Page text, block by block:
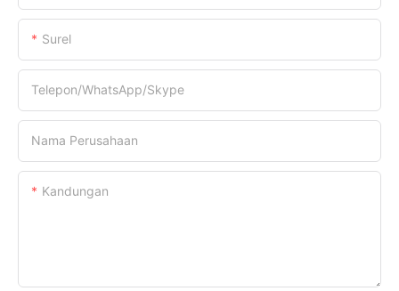
Surel
Telepon/WhatsApp/Skype
Nama Perusahaan
Kandungan